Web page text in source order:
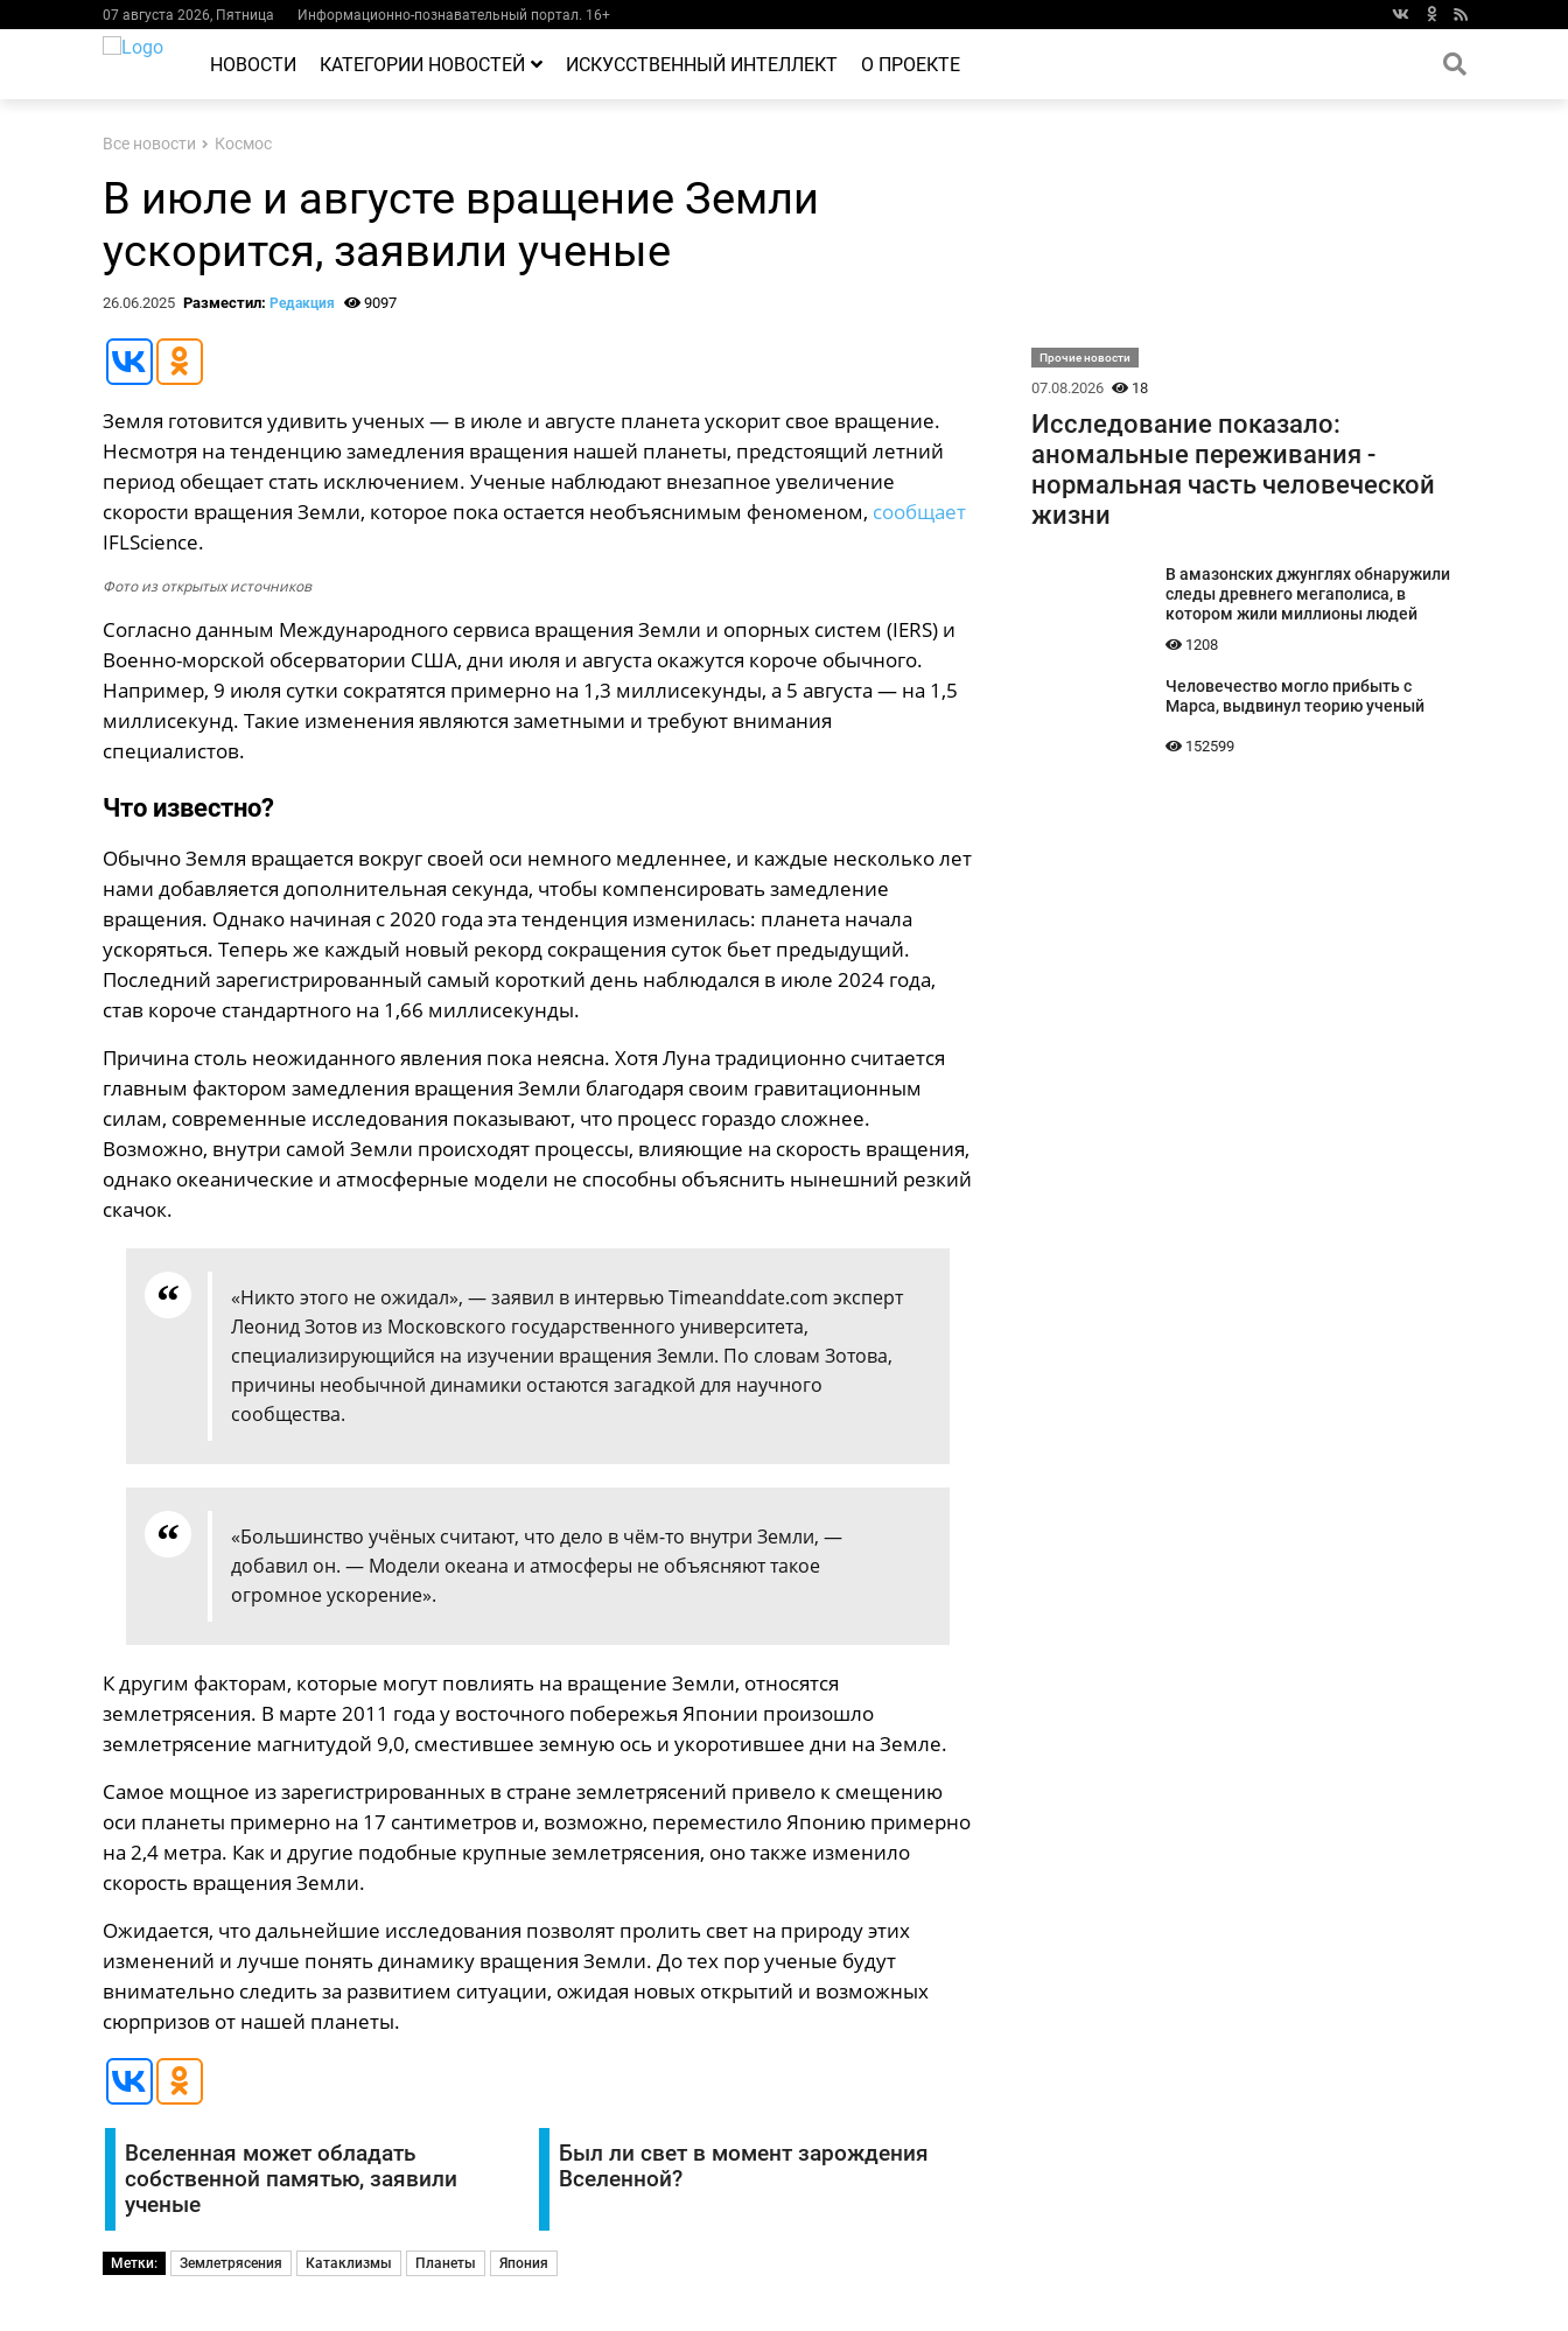
07 августа 2026, Пятница Информационно-познавательный портал. 16+
НОВОСТИ КАТЕГОРИИ НОВОСТЕЙ ИСКУССТВЕННЫЙ ИНТЕЛЛЕКТ О ПРОЕКТЕ
Все новости Космос
В июле и августе вращение Земли
ускорится, заявили ученые
26.06.2025 Разместил: Редакция 9097
Земля готовится удивить ученых — в июле и августе планета ускорит свое вращение.
Несмотря на тенденцию замедления вращения нашей планеты, предстоящий летний
период обещает стать исключением. Ученые наблюдают внезапное увеличение
скорости вращения Земли, которое пока остается необъяснимым феноменом, сообщает
IFLScience.
Фото из открытых источников
Согласно данным Международного сервиса вращения Земли и опорных систем (IERS) и
Военно-морской обсерватории США, дни июля и августа окажутся короче обычного.
Например, 9 июля сутки сократятся примерно на 1,3 миллисекунды, а 5 августа — на 1,5
миллисекунд. Такие изменения являются заметными и требуют внимания
специалистов.
Что известно?
Обычно Земля вращается вокруг своей оси немного медленнее, и каждые несколько лет
нами добавляется дополнительная секунда, чтобы компенсировать замедление
вращения. Однако начиная с 2020 года эта тенденция изменилась: планета начала
ускоряться. Теперь же каждый новый рекорд сокращения суток бьет предыдущий.
Последний зарегистрированный самый короткий день наблюдался в июле 2024 года,
став короче стандартного на 1,66 миллисекунды.
Причина столь неожиданного явления пока неясна. Хотя Луна традиционно считается
главным фактором замедления вращения Земли благодаря своим гравитационным
силам, современные исследования показывают, что процесс гораздо сложнее.
Возможно, внутри самой Земли происходят процессы, влияющие на скорость вращения,
однако океанические и атмосферные модели не способны объяснить нынешний резкий
скачок.
«Никто этого не ожидал», — заявил в интервью Timeanddate.com эксперт
Леонид Зотов из Московского государственного университета,
специализирующийся на изучении вращения Земли. По словам Зотова,
причины необычной динамики остаются загадкой для научного
сообщества.
«Большинство учёных считают, что дело в чём-то внутри Земли, —
добавил он. — Модели океана и атмосферы не объясняют такое
огромное ускорение».
К другим факторам, которые могут повлиять на вращение Земли, относятся
землетрясения. В марте 2011 года у восточного побережья Японии произошло
землетрясение магнитудой 9,0, сместившее земную ось и укоротившее дни на Земле.
Самое мощное из зарегистрированных в стране землетрясений привело к смещению
оси планеты примерно на 17 сантиметров и, возможно, переместило Японию примерно
на 2,4 метра. Как и другие подобные крупные землетрясения, оно также изменило
скорость вращения Земли.
Ожидается, что дальнейшие исследования позволят пролить свет на природу этих
изменений и лучше понять динамику вращения Земли. До тех пор ученые будут
внимательно следить за развитием ситуации, ожидая новых открытий и возможных
сюрпризов от нашей планеты.
Вселенная может обладать
собственной памятью, заявили
ученые
Был ли свет в момент зарождения
Вселенной?
Метки: Землетрясения Катаклизмы Планеты Япония
Прочие новости
07.08.2026 18
Исследование показало:
аномальные переживания -
нормальная часть человеческой
жизни
В амазонских джунглях обнаружили
следы древнего мегаполиса, в
котором жили миллионы людей
1208
Человечество могло прибыть с
Марса, выдвинул теорию ученый
152599